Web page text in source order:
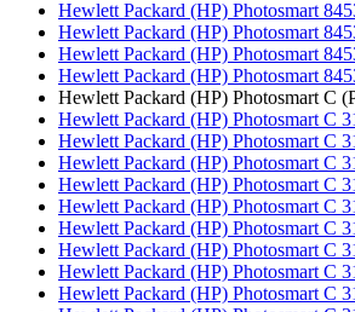
Hewlett Packard (HP) Photosmart
Hewlett Packard (HP) Photosmart
Hewlett Packard (HP) Photosmart
Hewlett Packard (HP) Photosmart
Hewlett Packard (HP) Photosmart C
Hewlett Packard (HP) Photosmart C
Hewlett Packard (HP) Photosmart C
Hewlett Packard (HP) Photosmart C
Hewlett Packard (HP) Photosmart C
Hewlett Packard (HP) Photosmart C
Hewlett Packard (HP) Photosmart C
Hewlett Packard (HP) Photosmart C
Hewlett Packard (HP) Photosmart C
Hewlett Packard (HP) Photosmart C